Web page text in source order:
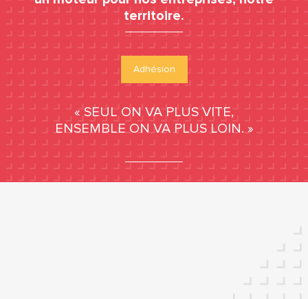
territoire.
Adhésion
« SEUL ON VA PLUS VITE,
ENSEMBLE ON VA PLUS LOIN. »